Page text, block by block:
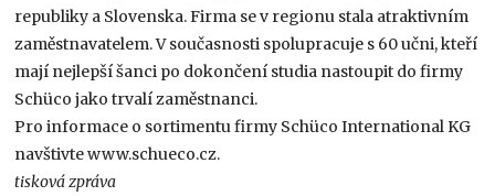
republiky a Slovenska. Firma se v regionu stala atraktivním
zaměstnavatelem. V současnosti spolupracuje s 60 učni, kteří
mají nejlepší šanci po dokončení studia nastoupit do firmy
Schüco jako trvalí zaměstnanci.
Pro informace o sortimentu firmy Schüco International KG
navštivte www.schueco.cz.
tisková zpráva